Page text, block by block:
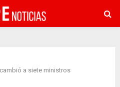
a siete ministros